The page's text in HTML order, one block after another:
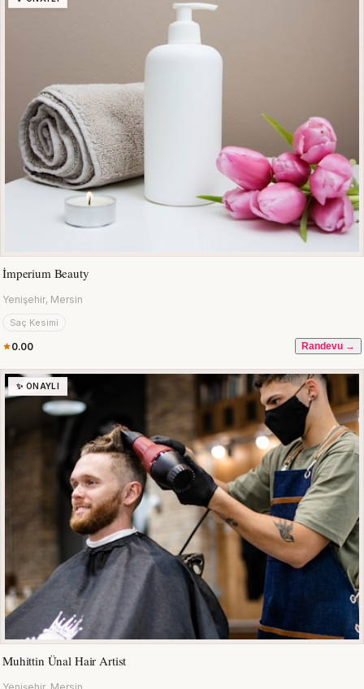
İmperium Beauty
Yenişehir, Mersin
Saç Kesimi
0.00 Randevu →
✨ ONAYLI
Muhittin Ünal Hair Artist